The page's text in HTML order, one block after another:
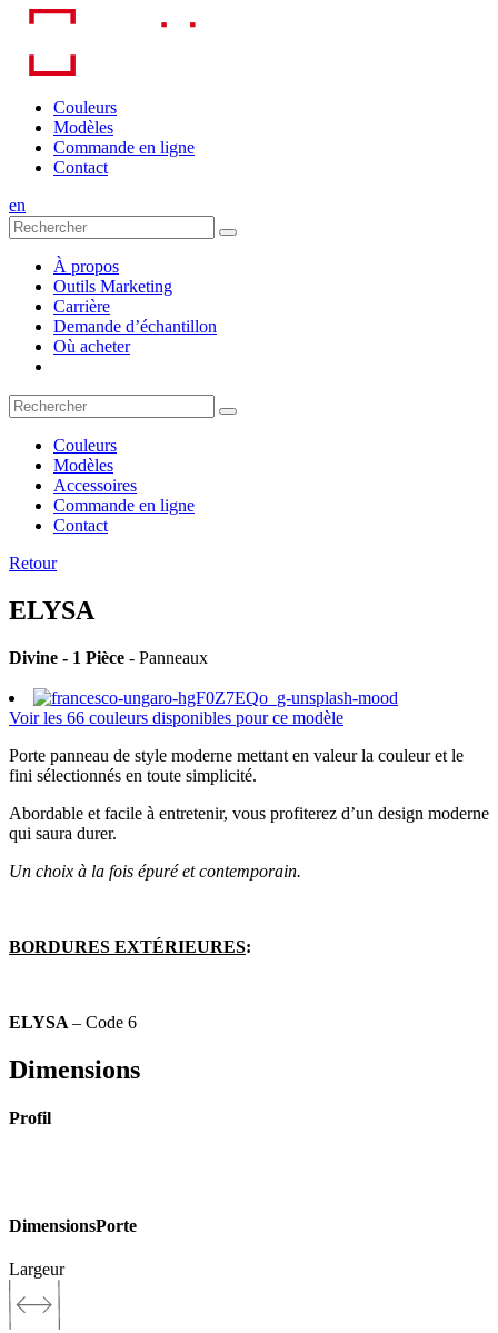
Skip
content
Couleurs
Modèles
Commande en ligne
Contact
en
À propos
Outils Marketing
Carrière
Demande d’échantillon
Où acheter
Couleurs
Modèles
Accessoires
Commande en ligne
Contact
Retour
ELYSA
Divine - 1 Pièce - Panneaux
Voir les 66 couleurs disponibles pour ce modèle
Porte panneau de style moderne mettant en valeur la couleur et le
fini sélectionnés en toute simplicité.
Abordable et facile à entretenir, vous profiterez d’un design moderne
qui saura durer.
Un choix à la fois épuré et contemporain.
BORDURES EXTÉRIEURES:
ELYSA – Code 6
Dimensions
Profil
DimensionsPorte
Largeur